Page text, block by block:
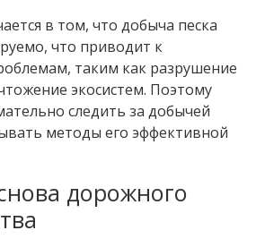
в том, что добыча песка
что приводит к
таким как разрушение
экосистем. Поэтому
следить за добычей
методы его эффективной
дорожного